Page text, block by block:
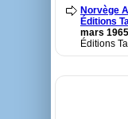
Norvège
Éditions
mars 1965
Éditions